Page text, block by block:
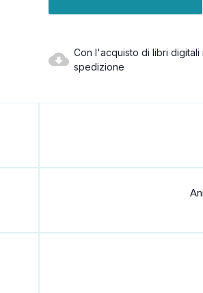
Con l'acquisto di libri
spedizione